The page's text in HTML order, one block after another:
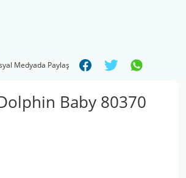
Medyada Paylaş
Baby 80370